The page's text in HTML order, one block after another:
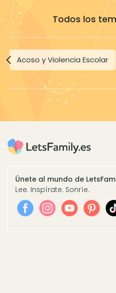
Todos los
Acoso y Violencia Escolar
Únete al mundo de
Lee. Inspírate. Sonríe.